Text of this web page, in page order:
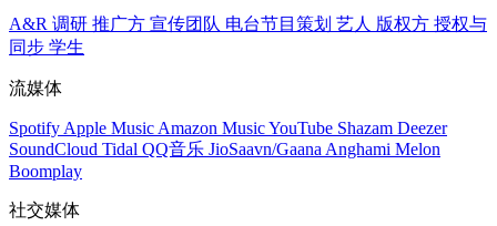
A&R 调研 推广方 宣传团队 电台节目策划 艺人 版权方 授权与
同步 学生
流媒体
Spotify Apple Music Amazon MusicYouTube Shazam Deezer
SoundCloud Tidal QQ音乐 JioSaavn/Gaana Anghami Melon
Boomplay
社交媒体